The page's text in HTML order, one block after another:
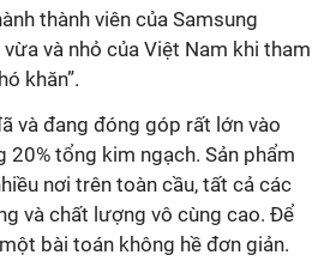
thành viên của Samsung
và nhỏ của Việt Nam khi tham
khăn”.
và đang đóng góp rất lớn vào
20% tổng kim ngạch. Sản phẩm
nơi trên toàn cầu, tất cả các
và chất lượng vô cùng cao. Để
bài toán không hề đơn giản.